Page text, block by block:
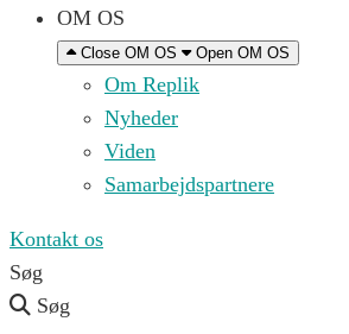
OM OS
Close OM OS Open OM OS
Om Replik
Nyheder
Viden
Samarbejdspartnere
Kontakt os
Søg
Søg